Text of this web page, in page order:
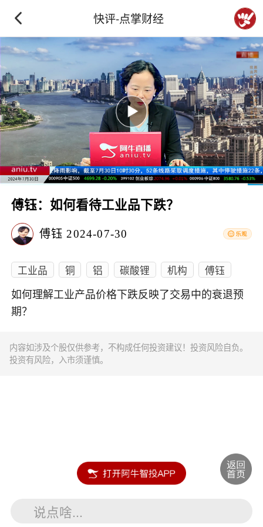
快评-点掌财经
傅钰：如何看待工业品下跌？
傅钰 2024-07-30
工业品 铜 铝 碳酸锂 机构 傅钰
如何理解工业产品价格下跌反映了交易中的衰退预
期？
内容如涉及个股仅供参考，不构成任何投资建议！投资风险自负。
投资有风险，入市须谨慎。
说点啥...